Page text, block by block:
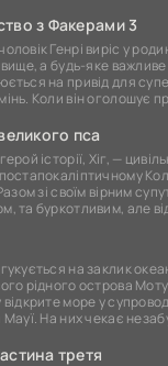
з Факерами 3
Генрі виріс у
а будь-яке
на привід для
Коли він оголошує
пса
історії, Хіг, —
зі своїм вірним
та буркотливим, але
на заклик
рідного острова
море у
Мауї. На них чекає
третя